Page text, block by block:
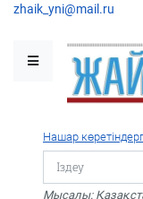
Қоғам
Дені сау ұлт
Спорт
zhaik_yni@mail.ru
Нашар
Мысалы: